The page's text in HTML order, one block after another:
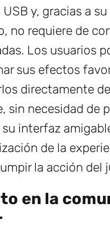
y, gracias a
no requiere de
Los usuarios
sus efectos
directamente
sin necesidad de
su interfaz
de la
la acción del
en la